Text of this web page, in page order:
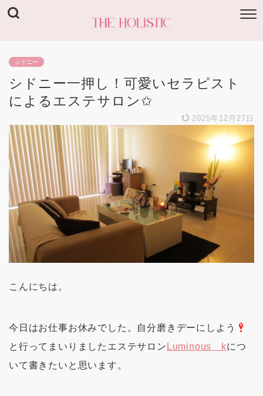
シドニー
シドニー一押し！可愛いセラピスト
によるエステサロン✩
2025年12月27日
こんにちは。
今日はお仕事お休みでした。自分磨きデーにしよう
と行ってまいりましたエステサロン Luminous kにつ
いて書きたいと思います。